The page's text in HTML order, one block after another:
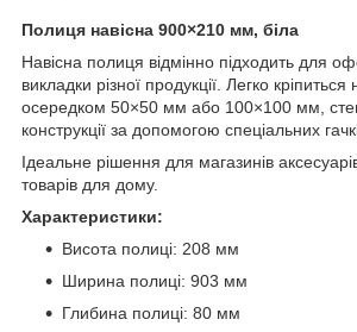
Полиця навісна 900×210 мм, біла
Навісна полиця відмінно підходить для
викладки різної продукції. Легко кріпиться
осередком 50×50 мм або 100×100 мм,
конструкції за допомогою спеціальних
Ідеальне рішення для магазинів
товарів для дому.
Характеристики:
Висота полиці: 208 мм
Ширина полиці: 903 мм
Глибина полиці: 80 мм